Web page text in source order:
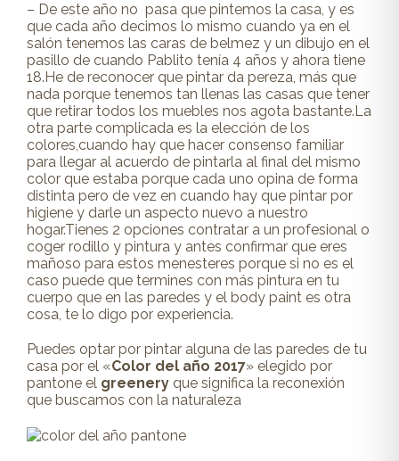
– De este año no pasa que pintemos la casa, y es
que cada año decimos lo mismo cuando ya en el
salón tenemos las caras de belmez y un dibujo en el
pasillo de cuando Pablito tenía 4 años y ahora tiene
18.He de reconocer que pintar da pereza, más que
nada porque tenemos tan llenas las casas que tener
que retirar todos los muebles nos agota bastante.La
otra parte complicada es la elección de los
colores,cuando hay que hacer consenso familiar
para llegar al acuerdo de pintarla al final del mismo
color que estaba porque cada uno opina de forma
distinta pero de vez en cuando hay que pintar por
higiene y darle un aspecto nuevo a nuestro
hogar.Tienes 2 opciones contratar a un profesional o
coger rodillo y pintura y antes confirmar que eres
mañoso para estos menesteres porque si no es el
caso puede que termines con más pintura en tu
cuerpo que en las paredes y el body paint es otra
cosa, te lo digo por experiencia.
Puedes optar por pintar alguna de las paredes de tu
casa por el «Color del año 2017» elegido por
pantone el greenery que significa la reconexión
que buscamos con la naturaleza